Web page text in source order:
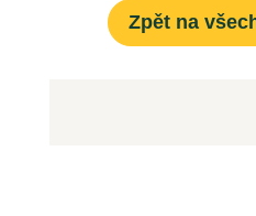
Zpět na